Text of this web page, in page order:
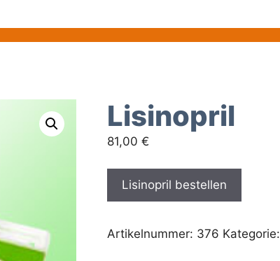
Lisinopril
81,00€
Lisinopril bestellen
Artikelnummer: 376 Kategorie: